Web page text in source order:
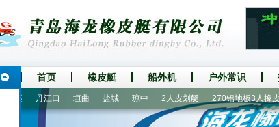
首页 橡皮艇 船外机 户外常识
丹江口 垣曲 盐城 琼中 2人皮划艇 270铝地板3人橡皮艇